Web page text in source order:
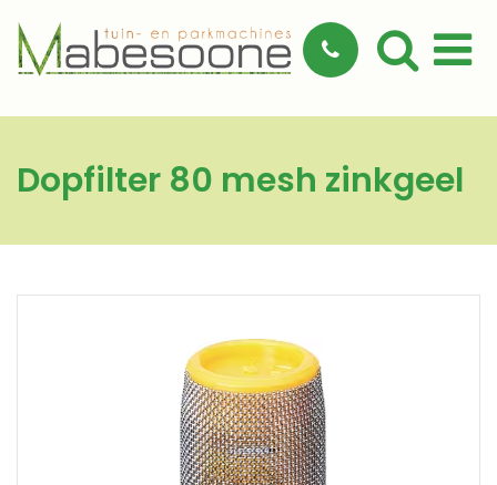
Dopfilter 80 mesh zinkgeel